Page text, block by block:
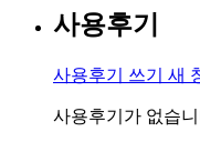
사용후기
사용후기 쓰기 새
사용후기가 없습